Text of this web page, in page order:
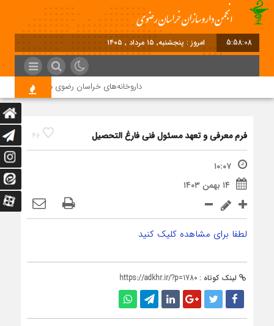
5:58:09 امروز : پنجشنبه, ۱۵ مرداد , ۱۴۰۵
داروخانه‌های خراسان رضوی داروها را با چک ۴ ماهه خریداری می‌کنند
46 فرم معرفی و تعهد مسئول فنی فارغ التحصیل
۱۰:۰۷
۱۴ بهمن ۱۴۰۳
لطفا برای مشاهده کلیک کنید
لینک کوتاه : https://adkhr.ir/?p=1780